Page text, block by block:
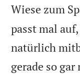
Wiese zum
passt mal
natürlich
gerade so